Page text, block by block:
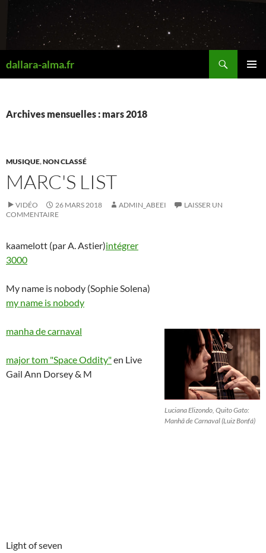
contenu
dallara-alma.fr
Archives mensuelles : mars 2018
MUSIQUE,NON CLASSÉ
MARC'S LIST
VIDÉO 26 MARS 2018 ADMIN_ABEEI
LAISSER UN
COMMENTAIRE
kaamelott (par A. Astier)intégrer
3000
My name is nobody (Sophie Solena)
my name is nobody
Luciana Elizondo, Quito Gato:
Manhã de Carnaval (Luiz Bonfá)
manha de carnaval
major tom "Space Oddity"en Live
Gail Ann Dorsey & M
Light of seven